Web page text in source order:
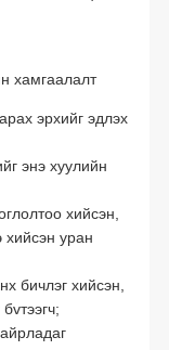
хамгаалалт
эрхийг эдлэх
энэ хуулийн
хийсэн,
хийсэн уран
бичлэг хийсэн,